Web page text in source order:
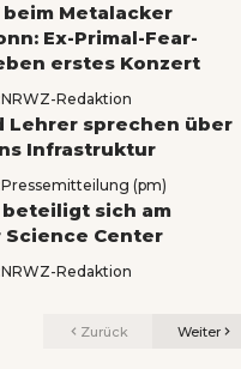
beim Metalacker
Ex-Primal-Fear-
erstes Konzert
NRWZ-Redaktion
Lehrer sprechen über
Infrastruktur
Pressemitteilung (pm)
sich am
Center
NRWZ-Redaktion
Zurück Weiter